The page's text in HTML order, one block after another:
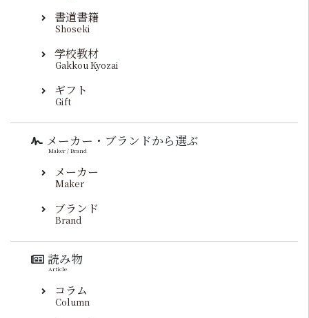
書道書籍
Shoseki
学校教材
Gakkou Kyozai
ギフト
Gift
メーカー・ブランドから選ぶ
Maker / Brand
メーカー
Maker
ブランド
Brand
読み物
Article
コラム
Column